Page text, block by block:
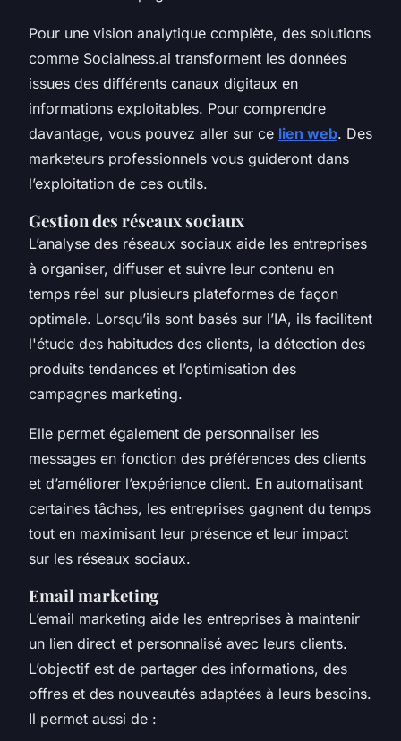
Pour une vision analytique complète, des solutions
comme Socialness.ai transforment les données
issues des différents canaux digitaux en
informations exploitables. Pour comprendre
davantage, vous pouvez aller sur ce lien web. Des
marketeurs professionnels vous guideront dans
l’exploitation de ces outils.
Gestion des réseaux sociaux
L’analyse des réseaux sociaux aide les entreprises
à organiser, diffuser et suivre leur contenu en
temps réel sur plusieurs plateformes de façon
optimale. Lorsqu’ils sont basés sur l’IA, ils facilitent
l'étude des habitudes des clients, la détection des
produits tendances et l’optimisation des
campagnes marketing.
Elle permet également de personnaliser les
messages en fonction des préférences des clients
et d’améliorer l’expérience client. En automatisant
certaines tâches, les entreprises gagnent du temps
tout en maximisant leur présence et leur impact
sur les réseaux sociaux.
Email marketing
L’email marketing aide les entreprises à maintenir
un lien direct et personnalisé avec leurs clients.
L’objectif est de partager des informations, des
offres et des nouveautés adaptées à leurs besoins.
Il permet aussi de :